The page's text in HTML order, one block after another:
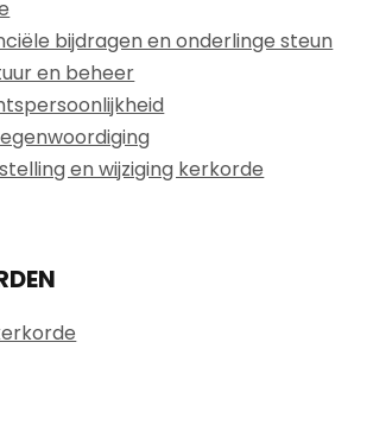
bijdragen en onderlinge steun
en beheer
en wijziging kerkorde